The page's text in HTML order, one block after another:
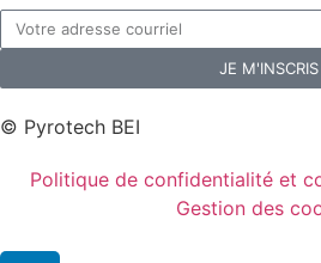
JE M'INSCRIS
© Pyrotech BEI
Politique de confidentialité et
Gestion des